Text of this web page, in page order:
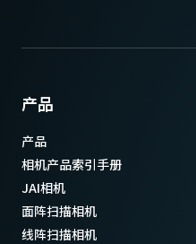
产品
产品
相机产品索引手册
JAI相机
面阵扫描相机
线阵扫描相机